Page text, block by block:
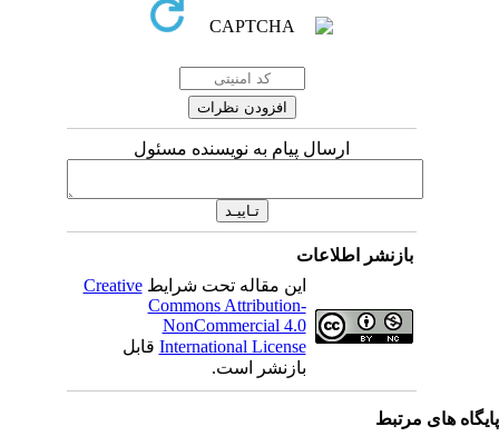
ارسال پیام به نویسنده مسئول
بازنشر اطلاعات
این مقاله تحت شرایط Creative
Commons Attribution-
NonCommercial 4.0
International Licenseقابل
بازنشر است.
های مرتبط